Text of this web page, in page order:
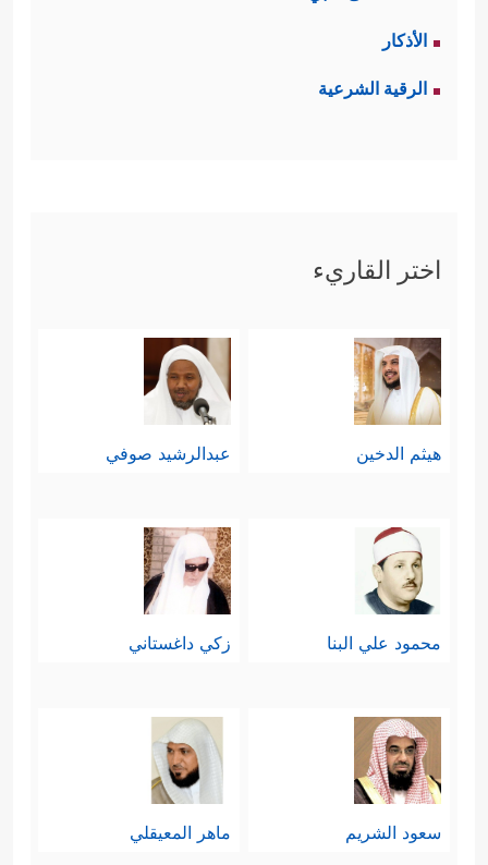
الأذكار
الرقية الشرعية
اختر القاريء
هيثم الدخين عبدالرشيد صوفي
محمود علي البنا زكي داغستاني
سعود الشريم ماهر المعيقلي